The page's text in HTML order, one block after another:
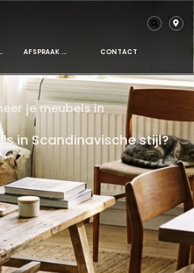
je meubels in
in Scandinavische